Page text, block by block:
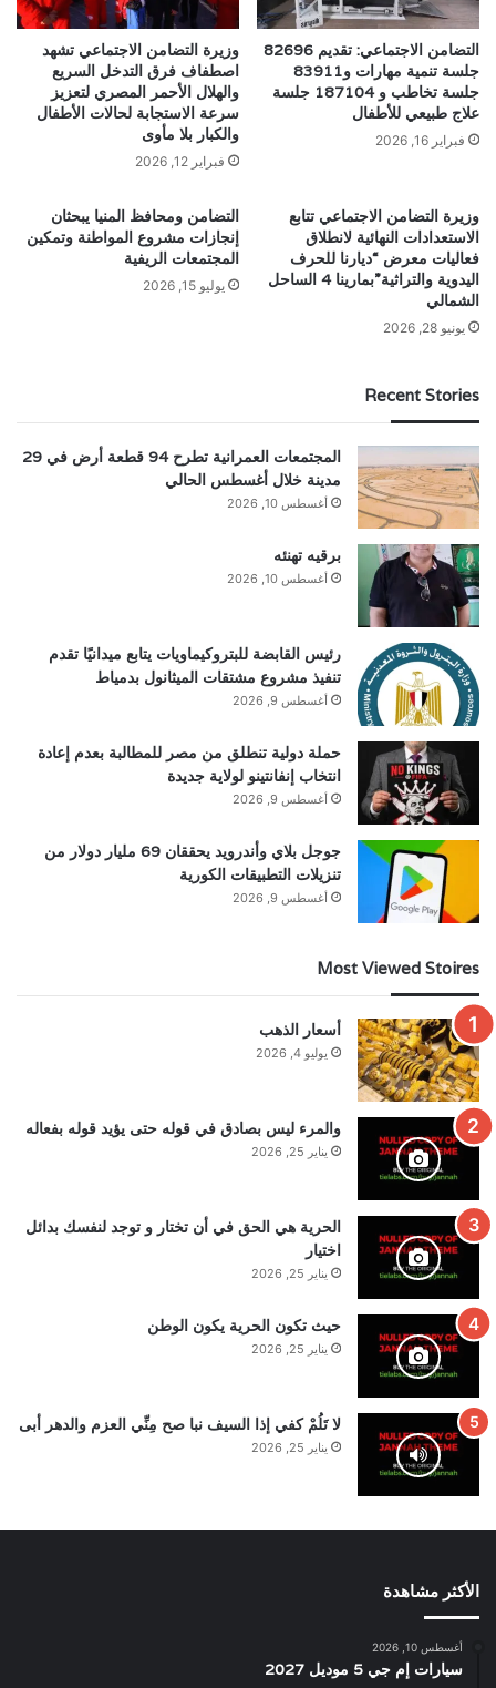
التضامن الاجتماعي: تقديم 82696
جلسة تنمية مهارات و83911
جلسة تخاطب و 187104 جلسة
علاج طبيعي للأطفال
فبراير 16, 2026
وزيرة التضامن الاجتماعي تشهد
اصطفاف فرق التدخل السريع
والهلال الأحمر المصري لتعزيز
سرعة الاستجابة لحالات الأطفال
والكبار بلا مأوى
فبراير 12, 2026
وزيرة التضامن الاجتماعي تتابع
الاستعدادات النهائية لانطلاق
فعاليات معرض “ديارنا للحرف
اليدوية والتراثية”بمارينا 4 الساحل
الشمالي
يونيو 28, 2026
التضامن ومحافظ المنيا يبحثان
إنجازات مشروع المواطنة وتمكين
المجتمعات الريفية
يوليو 15, 2026
Recent Stories
المجتمعات العمرانية تطرح 94 قطعة أرض في 29
مدينة خلال أغسطس الحالي
أغسطس 10, 2026
برقيه تهنئه
أغسطس 10, 2026
رئيس القابضة للبتروكيماويات يتابع ميدانيًا تقدم
تنفيذ مشروع مشتقات الميثانول بدمياط
أغسطس 9, 2026
حملة دولية تنطلق من مصر للمطالبة بعدم إعادة
انتخاب إنفانتينو لولاية جديدة
أغسطس 9, 2026
جوجل بلاي وأندرويد يحققان 69 مليار دولار من
تنزيلات التطبيقات الكورية
أغسطس 9, 2026
Most Viewed Stoires
أسعار الذهب
يوليو 4, 2026
والمرء ليس بصادق في قوله حتى يؤيد قوله بفعاله
يناير 25, 2026
الحرية هي الحق في أن تختار و توجد لنفسك بدائل
اختيار
يناير 25, 2026
حيث تكون الحرية يكون الوطن
يناير 25, 2026
لا تَلُمْ كفي إذا السيف نبا صح مِنِّي العزم والدهر أبى
يناير 25, 2026
الأكثر مشاهدة
أغسطس 10, 2026
سيارات إم جي 5 موديل 2027